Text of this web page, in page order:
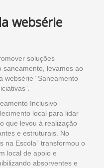
websérie
soluções
saneamento, levamos ao
websérie “Saneamento
Inclusivo
local para lidar
que levou à realização
e estruturais. No
na Escola” transformou o
local de apoio e
absorventes e